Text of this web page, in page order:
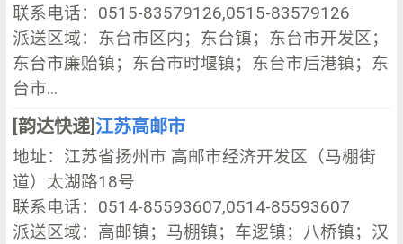
联系电话：0515-83579126,0515-83579126
派送区域：东台市区内；东台镇；东台市开发区；
东台市廉贻镇；东台市时堰镇；东台市后港镇；东
台市...
[韵达快递] 江苏高邮市
地址：江苏省扬州市 高邮市经济开发区（马棚街
道）太湖路18号
联系电话：0514-85593607,0514-85593607
派送区域：高邮镇；马棚镇；车逻镇；八桥镇；汉